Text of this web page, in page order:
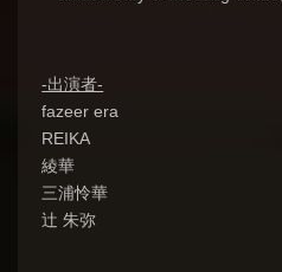
-出演者-
fazeer era
REIKA
綾華
三浦怜華
辻 朱弥